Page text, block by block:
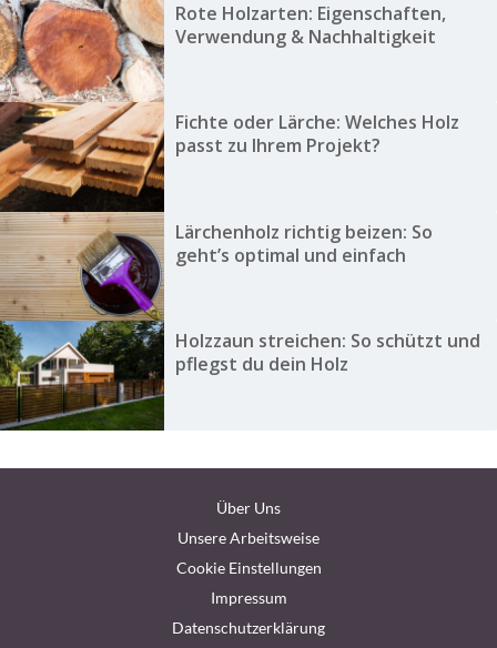
Rote Holzarten: Eigenschaften,
Verwendung & Nachhaltigkeit
Fichte oder Lärche: Welches Holz
passt zu Ihrem Projekt?
Lärchenholz richtig beizen: So
geht’s optimal und einfach
Holzzaun streichen: So schützt und
pflegst du dein Holz
Über Uns
Unsere Arbeitsweise
Cookie Einstellungen
Impressum
Datenschutzerklärung